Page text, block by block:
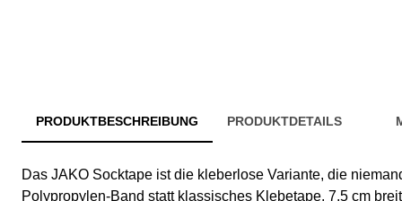
PRODUKTBESCHREIBUNG PRODUKTDETAILS
Das JAKO Socktape ist die kleberlose Variante, die
Polypropylen-Band statt klassisches Klebetape, 7,5 cm